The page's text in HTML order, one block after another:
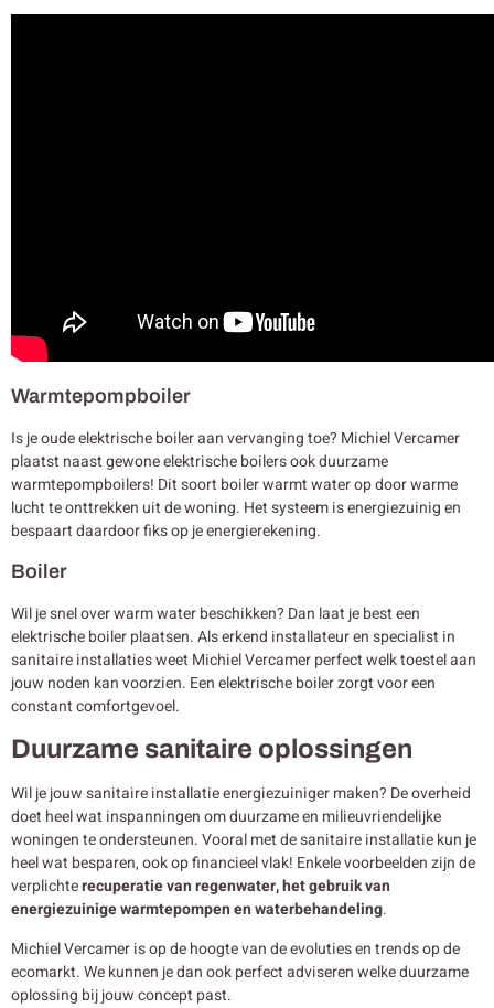
Warmtepompboiler
Is je oude elektrische boiler aan vervanging toe? Michiel Vercamer
plaatst naast gewone elektrische boilers ook duurzame
warmtepompboilers! Dit soort boiler warmt water op door warme
lucht te onttrekken uit de woning. Het systeem is energiezuinig en
bespaart daardoor fiks op je energierekening.
Boiler
Wil je snel over warm water beschikken? Dan laat je best een
elektrische boiler plaatsen. Als erkend installateur en specialist in
sanitaire installaties weet Michiel Vercamer perfect welk toestel aan
jouw noden kan voorzien. Een elektrische boiler zorgt voor een
constant comfortgevoel.
Duurzame sanitaire oplossingen
Wil je jouw sanitaire installatie energiezuiniger maken? De overheid
doet heel wat inspanningen om duurzame en milieuvriendelijke
woningen te ondersteunen. Vooral met de sanitaire installatie kun je
heel wat besparen, ook op financieel vlak! Enkele voorbeelden zijn de
verplichterecuperatie van regenwater, het gebruik van
energiezuinige warmtepompen en waterbehandeling.
Michiel Vercamer is op de hoogte van de evoluties en trends op de
ecomarkt. We kunnen je dan ook perfect adviseren welke duurzame
oplossing bij jouw concept past.